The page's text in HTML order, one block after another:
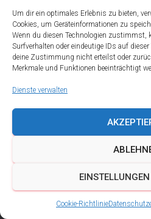
Um dir ein optimales Erlebnis zu bieten,
Cookies, um Geräteinformationen zu
Wenn du diesen Technologien zustimmst,
Surfverhalten oder eindeutige IDs auf
deine Zustimmung nicht erteilst oder
Merkmale und Funktionen beeinträchtigt
Dienste verwalten
Cookie-Richtlinie